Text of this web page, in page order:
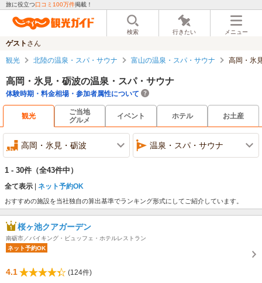
旅に役立つ口コミ100万件掲載！
検索 行きたい メニュー
ゲスト さん
観光 北陸の温泉・スパ・サウナ 富山の温泉・スパ・サウナ 高岡・氷
高岡・氷見・砺波の温泉・スパ・サウナ
体験時期・料金相場・参加者属性について
観光
ご当地
グルメ
イベント ホテル お土産
高岡・氷見・砺波 温泉・スパ・サウナ
1 - 30件 （全43件中）
全て表示 ネット予約OK
おすすめの施設を当社独自の算出基準でランキング形式にしてご紹介しています。
桜ヶ池クアガーデン
南砺市／バイキング・ビュッフェ・ホテルレストラン
ネット予約OK
4.1
(124件)